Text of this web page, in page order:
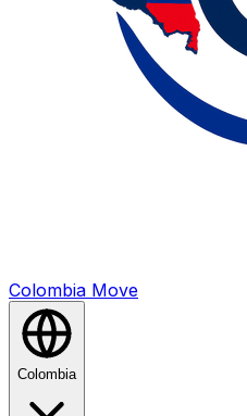
Colombia Move
Colombia